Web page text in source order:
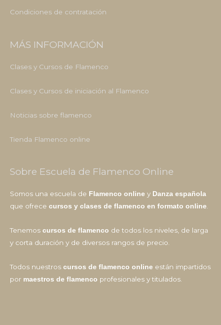
Condiciones de contratación
MÁS INFORMACIÓN
Clases y Cursos de Flamenco
Clases y Cursos de iniciación al Flamenco
Noticias sobre flamenco
Tienda Flamenco online
Sobre Escuela de Flamenco Online
Somos una escuela de Flamenco online y Danza española
que ofrece cursos y clases de flamenco en formato online
Tenemos cursos de flamenco de todos los niveles, de larga
y corta duración y de diversos rangos de precio.
Todos nuestros cursos de flamenco online están impartidos
por maestros de flamenco profesionales y titulados.